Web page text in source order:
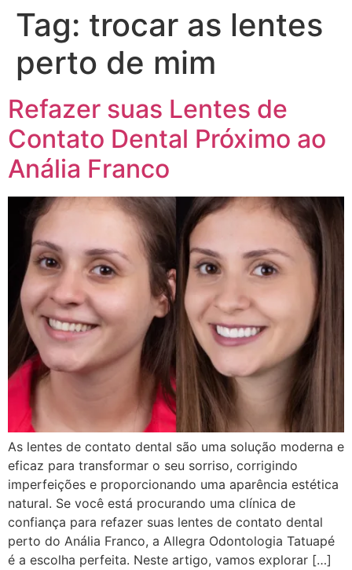
Tag: trocar as lentes
perto de mim
Refazer suas Lentes de
Contato Dental Próximo ao
Anália Franco
As lentes de contato dental são uma solução moderna e
eficaz para transformar o seu sorriso, corrigindo
imperfeições e proporcionando uma aparência estética
natural. Se você está procurando uma clínica de
confiança para refazer suas lentes de contato dental
perto do Anália Franco, a Allegra Odontologia Tatuapé
é a escolha perfeita. Neste artigo, vamos explorar […]